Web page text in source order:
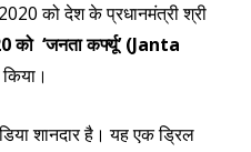
को देश के प्रधानमंत्री श्री
को ‘जनता कर्फ्यू’ (Janta
शानदार है। यह एक ड्रिल